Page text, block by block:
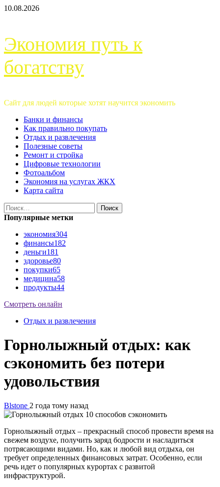
Перейти
10.08.2026
Экономия путь к
богатству
Сайт для людей которые хотят научится экономить
Основное
меню
Банки и финансы
Как правильно покупать
Отдых и развлечения
Полезные советы
Ремонт и стройка
Цифровые технологии
Фотоальбом
Экономия на услугах ЖКХ
Карта сайта
Найти:
Популярные метки
экономия304
финансы182
деньги181
здоровье80
покупки65
медицина58
продукты44
Смотреть онлайн
Отдых и развлечения
Горнолыжный отдых: как
сэкономить без потери
удовольствия
Blstone 2 года тому назад
Горнолыжный отдых – прекрасный способ провести время на
свежем воздухе, получить заряд бодрости и насладиться
потрясающими видами. Но, как и любой вид отдыха, он
требует определенных финансовых затрат. Особенно, если
речь идет о популярных курортах с развитой
инфраструктурой.